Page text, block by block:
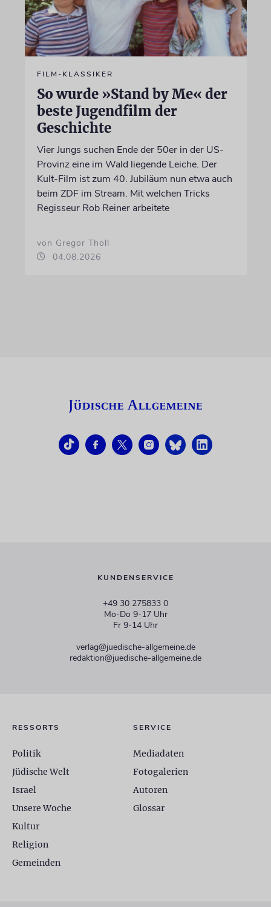
FILM-KLASSIKER
So wurde »Stand by Me« der
beste Jugendfilm der
Geschichte
Vier Jungs suchen Ende der 50er in der US-
Provinz eine im Wald liegende Leiche. Der
Kult-Film ist zum 40. Jubiläum nun etwa auch
beim ZDF im Stream. Mit welchen Tricks
Regisseur Rob Reiner arbeitete
von Gregor Tholl
04.08.2026
KUNDENSERVICE
+49 30 275833 0
Mo-Do 9-17 Uhr
Fr 9-14 Uhr
verlag@juedische-allgemeine.de
redaktion@juedische-allgemeine.de
RESSORTS
Politik
Jüdische Welt
Israel
Unsere Woche
Kultur
Religion
Gemeinden
SERVICE
Mediadaten
Fotogalerien
Autoren
Glossar